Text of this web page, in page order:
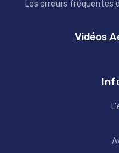
Les erreurs fréquentes
Vidéos